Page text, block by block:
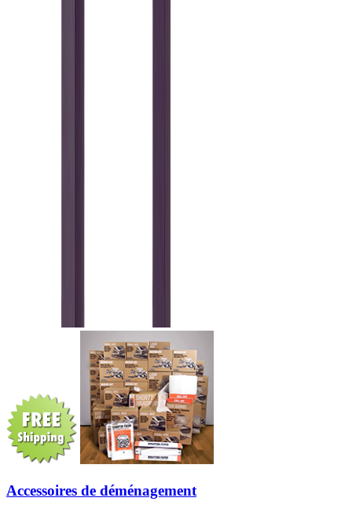
Accessoires de déménagement